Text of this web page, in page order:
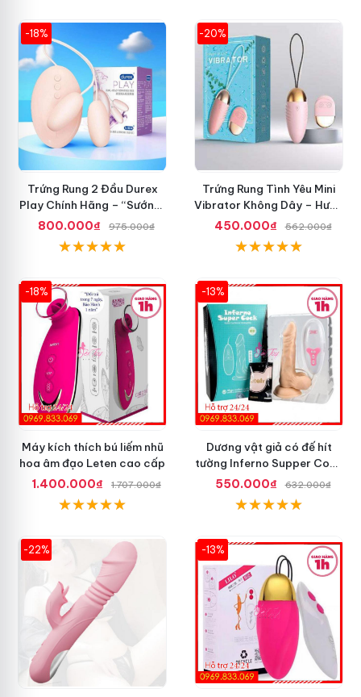
-18%
Trứng Rung 2 Đầu Durex
Play Chính Hãng – “Sướng”
Đã Đời
800.000₫ 975.000₫
-20%
Trứng Rung Tình Yêu Mini
Vibrator Không Dây – Hưng
Phấn Mọi Nơi
450.000₫ 562.000₫
-18%
Máy kích thích bú liếm nhũ
hoa âm đạo Leten cao cấp
1.400.000₫
1.707.000₫
-13%
Dương vật giả có đế hít
tường Inferno Supper Cock
rung coay 7 chế độ
550.000₫ 632.000₫
-22% -13%